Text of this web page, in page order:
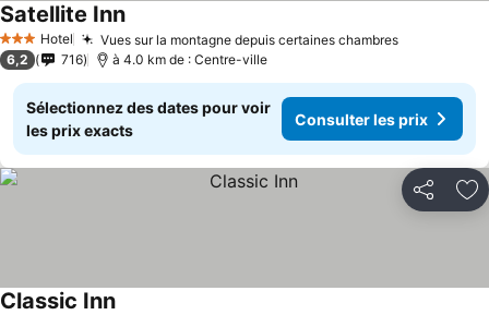
3 ÉtoilesHotel Vues sur la montagne depuis certaines chambres
Satellite Inn
6,2 716 à 4.0 km de : Centre-ville
Sélectionnez des dates pour voir
les prix exacts
Consulter les prix
Partager
Classic Inn